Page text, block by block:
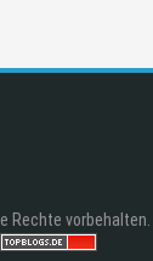
Rechte vorbehalten. |